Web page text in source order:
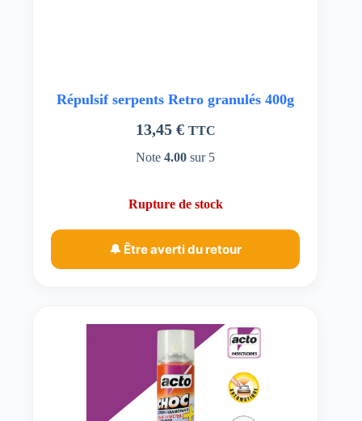
Répulsif serpents Retro granulés 400g
13,45 € TTC
Note4.00 sur 5
Rupture de stock
🔔 Être averti du retour